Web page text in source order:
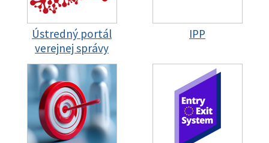
Ústredný portál
verejnej správy
IPP